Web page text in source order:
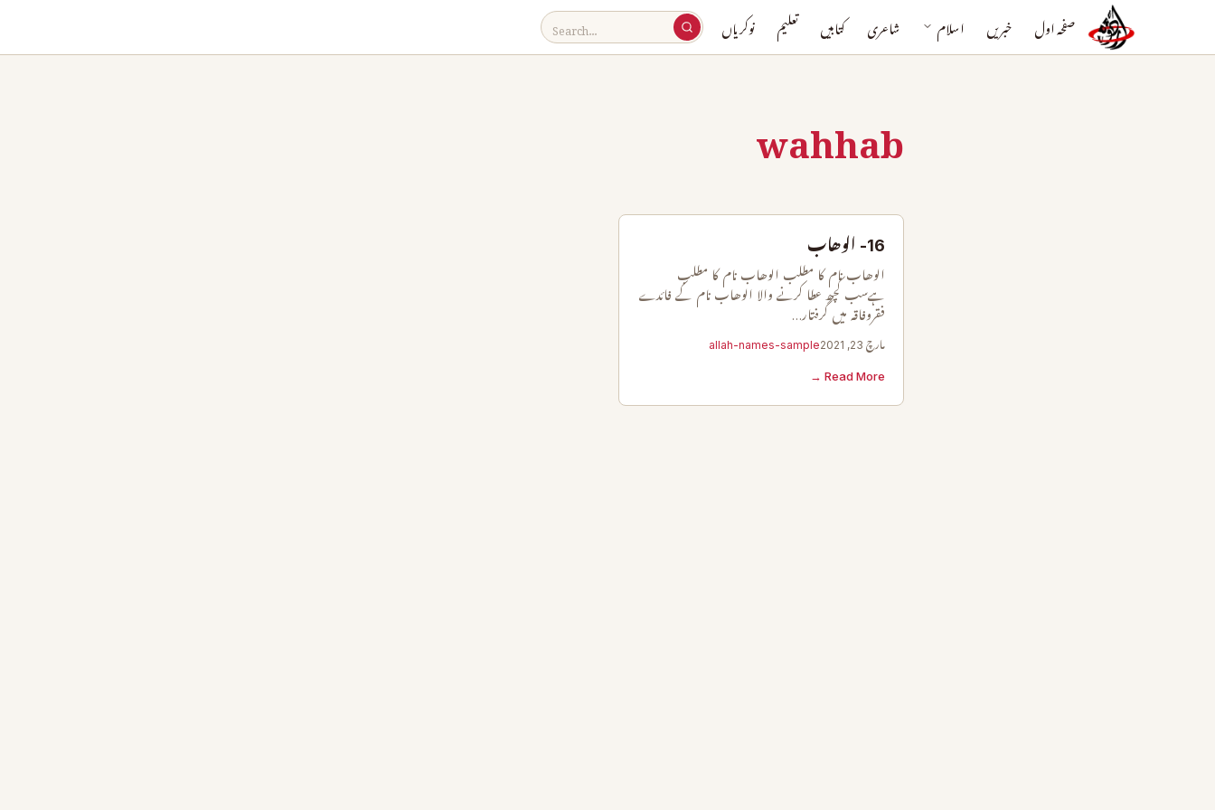
صفحہ اول خبریں اسلام شاعری کتابیں تعلیم نوکریاں
wahhab
16- الوھاب
الوھاب نام کا مطلب الوھاب نام کا مطلب
ہےسب کچھ عطا کرنے والا الوھاب نام کے فائدے
فقروفاقہ میں گرفتار…
مارچ 23, 2021 allah-names-sample
Read More →